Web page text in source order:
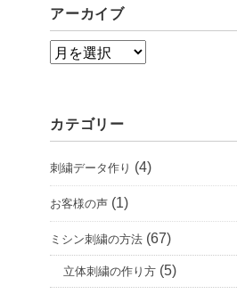
アーカイブ
ア
イ
ブ
カテゴリー
刺繍データ作り (4)
お客様の声 (1)
ミシン刺繍の方法 (67)
立体刺繍の作り方 (5)